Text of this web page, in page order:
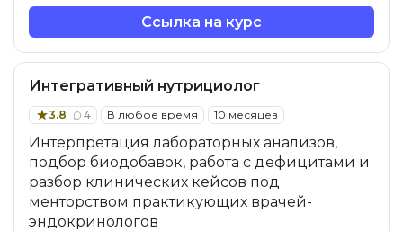
Ссылка на курс
Интегративный нутрициолог
3.8 4 В любое время 10 месяцев
Интерпретация лабораторных анализов,
подбор биодобавок, работа с дефицитами и
разбор клинических кейсов под
менторством практикующих врачей-
эндокринологов